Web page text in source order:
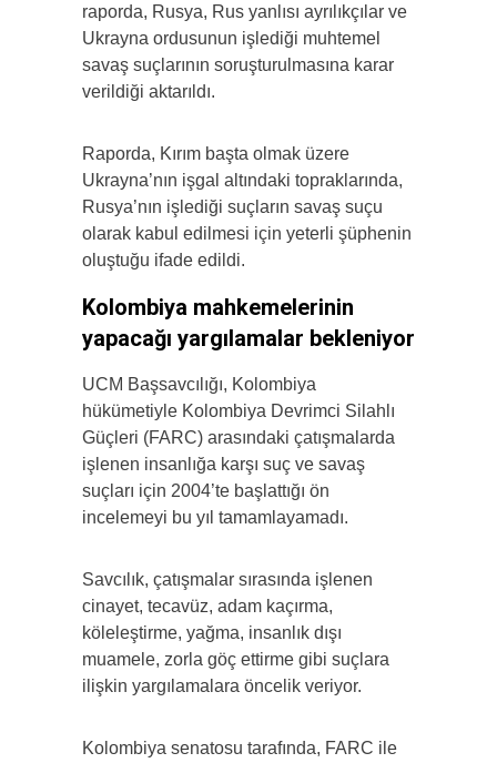
raporda, Rusya, Rus yanlısı ayrılıkçılar ve
Ukrayna ordusunun işlediği muhtemel
savaş suçlarının soruşturulmasına karar
verildiği aktarıldı.
Raporda, Kırım başta olmak üzere
Ukrayna’nın işgal altındaki topraklarında,
Rusya’nın işlediği suçların savaş suçu
olarak kabul edilmesi için yeterli şüphenin
oluştuğu ifade edildi.
Kolombiya mahkemelerinin
yapacağı yargılamalar bekleniyor
UCM Başsavcılığı, Kolombiya
hükümetiyle Kolombiya Devrimci Silahlı
Güçleri (FARC) arasındaki çatışmalarda
işlenen insanlığa karşı suç ve savaş
suçları için 2004’te başlattığı ön
incelemeyi bu yıl tamamlayamadı.
Savcılık, çatışmalar sırasında işlenen
cinayet, tecavüz, adam kaçırma,
köleleştirme, yağma, insanlık dışı
muamele, zorla göç ettirme gibi suçlara
ilişkin yargılamalara öncelik veriyor.
Kolombiya senatosu tarafında, FARC ile